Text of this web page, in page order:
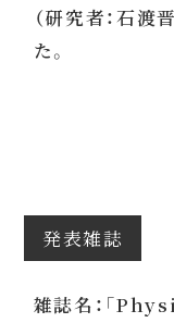
（研究者：石
た。
発表雑誌
雑誌名：「